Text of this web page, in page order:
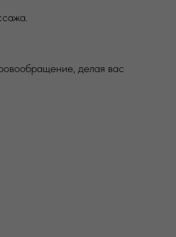
делая вас